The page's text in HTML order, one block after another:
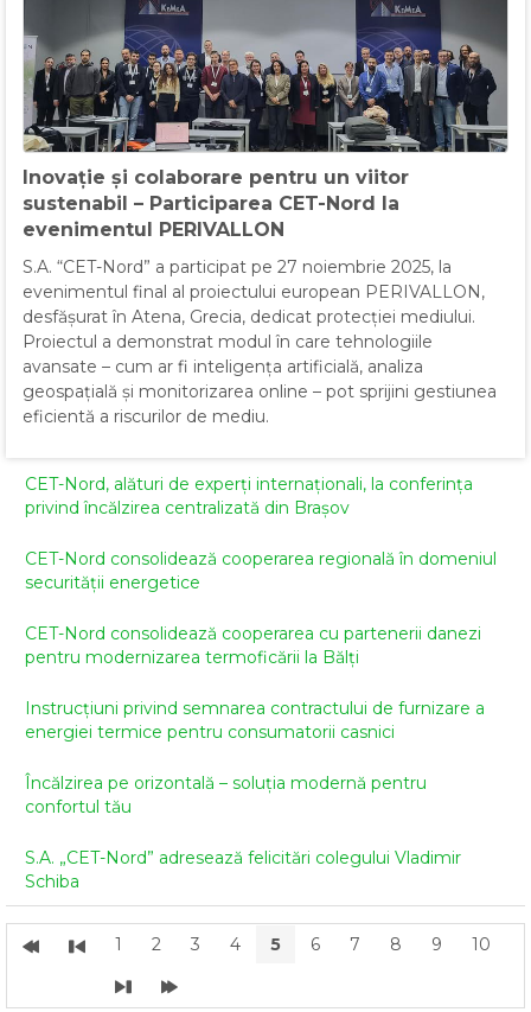
Inovație și colaborare pentru un viitor
sustenabil – Participarea CET-Nord la
evenimentul PERIVALLON
S.A. “CET-Nord” a participat pe 27 noiembrie 2025, la
evenimentul final al proiectului european PERIVALLON,
desfășurat în Atena, Grecia, dedicat protecției mediului.
Proiectul a demonstrat modul în care tehnologiile
avansate – cum ar fi inteligența artificială, analiza
geospațială și monitorizarea online – pot sprijini gestiunea
eficientă a riscurilor de mediu.
CET-Nord, alături de experți internaționali, la conferința
privind încălzirea centralizată din Brașov
CET-Nord consolidează cooperarea regională în domeniul
securității energetice
CET-Nord consolidează cooperarea cu partenerii danezi
pentru modernizarea termoficării la Bălți
Instrucțiuni privind semnarea contractului de furnizare a
energiei termice pentru consumatorii casnici
Încălzirea pe orizontală – soluția modernă pentru
confortul tău
S.A. „CET-Nord” adresează felicitări colegului Vladimir
Schiba
1 2 3 4 5 6 7 8 9 10